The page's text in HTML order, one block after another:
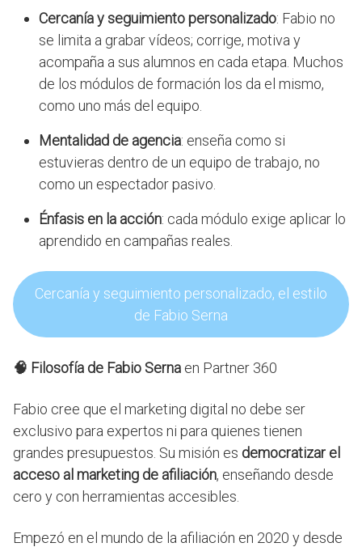
Cercanía y seguimiento personalizado: Fabio no
se limita a grabar vídeos; corrige, motiva y
acompaña a sus alumnos en cada etapa. Muchos
de los módulos de formación los da el mismo,
como uno más del equipo.
Mentalidad de agencia: enseña como si
estuvieras dentro de un equipo de trabajo, no
como un espectador pasivo.
Énfasis en la acción: cada módulo exige aplicar lo
aprendido en campañas reales.
Cercanía y seguimiento personalizado, el estilo
de Fabio Serna
🧠 Filosofía de Fabio Serna en Partner 360
Fabio cree que el marketing digital no debe ser
exclusivo para expertos ni para quienes tienen
grandes presupuestos. Su misión es democratizar el
acceso al marketing de afiliación, enseñando desde
cero y con herramientas accesibles.
Empezó en el mundo de la afiliación en 2020 y desde